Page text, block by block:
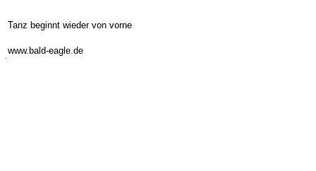
Tanz beginnt wieder von vorne
www.bald-eagle.de